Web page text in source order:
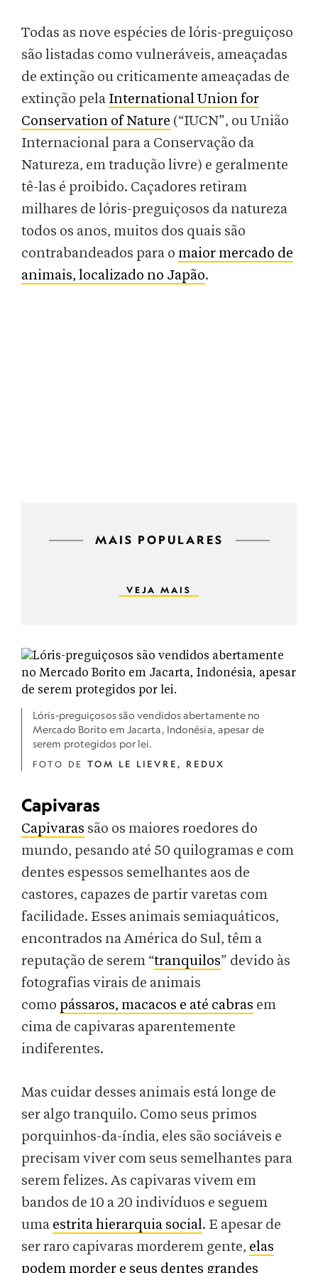
Todas as nove espécies de lóris-preguiçoso
são listadas como vulneráveis, ameaçadas
de extinção ou criticamente ameaçadas de
extinção pela International Union for
Conservation of Nature (“IUCN”, ou União
Internacional para a Conservação da
Natureza, em tradução livre) e geralmente
tê-las é proibido. Caçadores retiram
milhares de lóris-preguiçosos da natureza
todos os anos, muitos dos quais são
contrabandeados para o maior mercado de
animais, localizado no Japão.
MAIS POPULARES
VEJA MAIS
Lóris-preguiçosos são vendidos abertamente no
Mercado Borito em Jacarta, Indonésia, apesar de
serem protegidos por lei.
FOTO DE TOM LE LIEVRE, REDUX
Capivaras
Capivaras são os maiores roedores do
mundo, pesando até 50 quilogramas e com
dentes espessos semelhantes aos de
castores, capazes de partir varetas com
facilidade. Esses animais semiaquáticos,
encontrados na América do Sul, têm a
reputação de serem “tranquilos” devido às
fotografias virais de animais
como pássaros, macacos e até cabras em
cima de capivaras aparentemente
indiferentes.
Mas cuidar desses animais está longe de
ser algo tranquilo. Como seus primos
porquinhos-da-índia, eles são sociáveis e
precisam viver com seus semelhantes para
serem felizes. As capivaras vivem em
bandos de 10 a 20 indivíduos e seguem
uma estrita hierarquia social. E apesar de
ser raro capivaras morderem gente, elas
podem morder e seus dentes grandes